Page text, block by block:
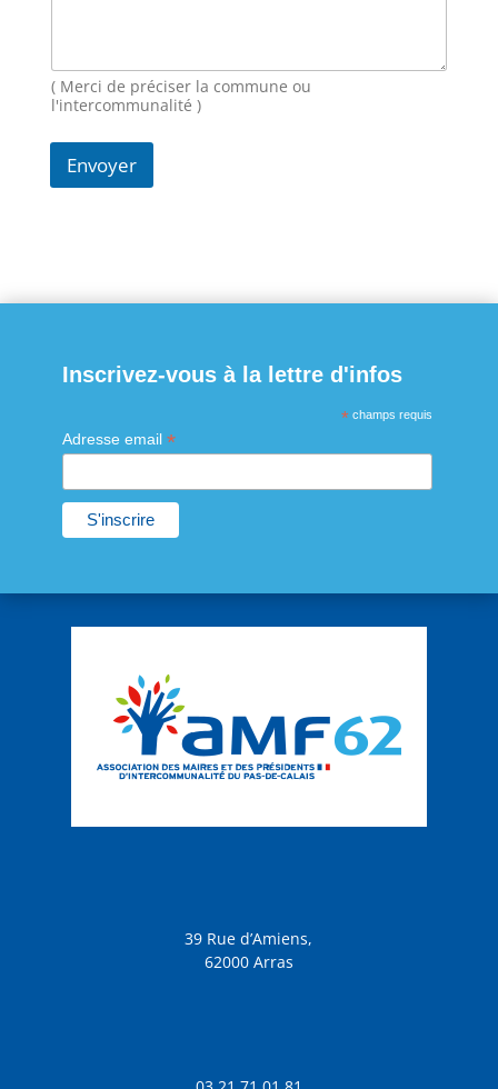
o
m
( Merci de préciser la commune ou
l'intercommunalité )
Envoyer
Inscrivez-vous à la lettre d'infos
* champs requis
Adresse email *
39 Rue d’Amiens,
62000 Arras